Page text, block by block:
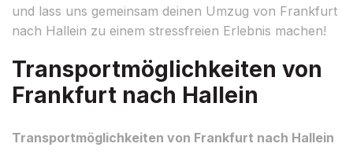
und lass uns gemeinsam deinen Umzug von Frankfurt
nach Hallein zu einem stressfreien Erlebnis machen!
Transportmöglichkeiten von
Frankfurt nach Hallein
Transportmöglichkeiten von Frankfurt nach Hallein